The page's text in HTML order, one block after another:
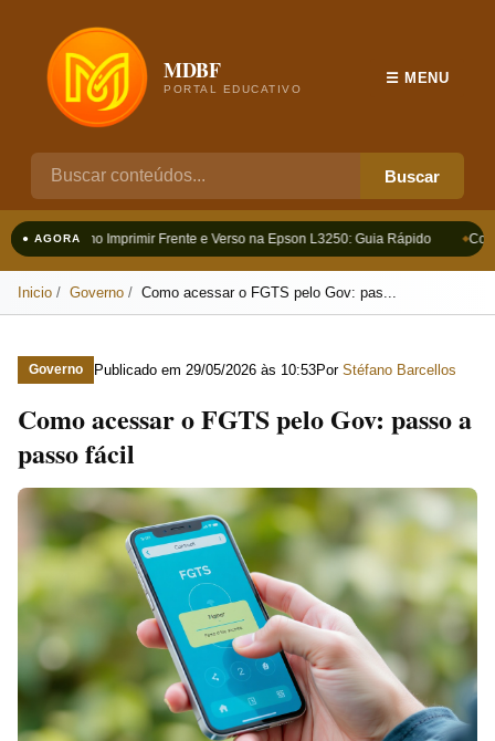
MDBF
PORTAL EDUCATIVO
Buscar
☰ MENU
● AGORAComo Imprimir Frente e Verso na Epson L3250: Guia Rápido
Inicio Governo Como acessar o FGTS pelo Gov: pas...
Governo Publicado em 29/05/2026 às 10:53Por Stéfano Barcellos
Como acessar o FGTS pelo Gov: passo a
passo fácil